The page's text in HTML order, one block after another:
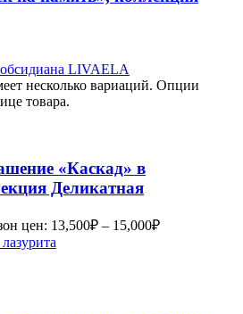
несколько вариаций. Опции
товара.
«Каскад» в
Деликатная
цен: 13,500₽ – 15,000₽